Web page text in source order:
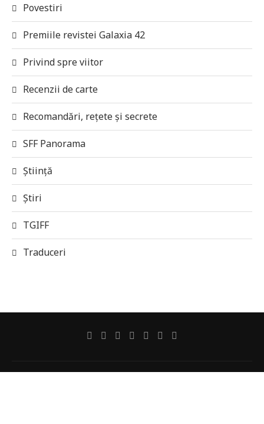
Povestiri
Premiile revistei Galaxia 42
Privind spre viitor
Recenzii de carte
Recomandări, rețete și secrete
SFF Panorama
Știință
Știri
TGIFF
Traduceri